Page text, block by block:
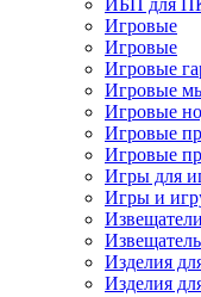
Игровые
Игровые
Игровые
Игровые
Игровые
Игровые
Игровые
Игры для
Игры и
Извещатели
Изделия
Изделия